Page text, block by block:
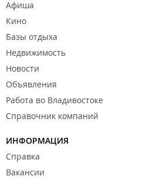
Афиша
Кино
Базы отдыха
Недвижимость
Новости
Объявления
Работа во Владивостоке
Справочник компаний
ИНФОРМАЦИЯ
Справка
Вакансии